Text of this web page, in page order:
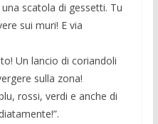
scatola di gessetti. Tu
sui muri! E via
Un lancio di coriandoli
sulla zona!
rossi, verdi e anche di